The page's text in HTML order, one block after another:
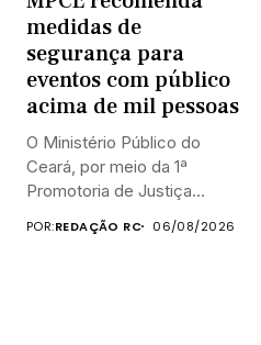
medidas de
segurança para
eventos com público
acima de mil pessoas
O Ministério Público do
Ceará, por meio da 1ª
Promotoria de Justiça...
POR:REDAÇÃO RC 06/08/2026